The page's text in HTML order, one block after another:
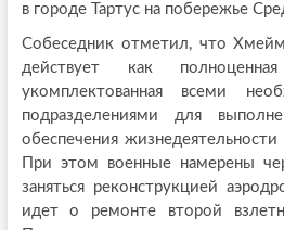
в городе Тартус на побережье
Собеседник отметил, что
действует как
укомплектованная всеми
подразделениями для
обеспечения
При этом военные намерены
заняться реконструкцией
идет о ремонте второй